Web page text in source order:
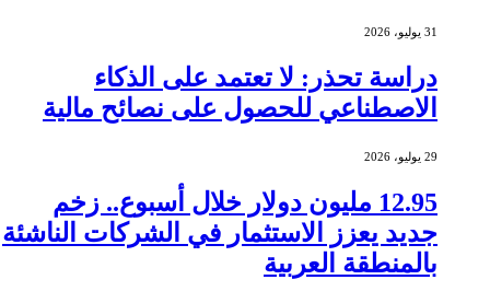
31 يوليو، 2026
دراسة تحذر: لا تعتمد على الذكاء
الاصطناعي للحصول على نصائح مالية
29 يوليو، 2026
12.95 مليون دولار خلال أسبوع.. زخم
جديد يعزز الاستثمار في الشركات الناشئة
بالمنطقة العربية